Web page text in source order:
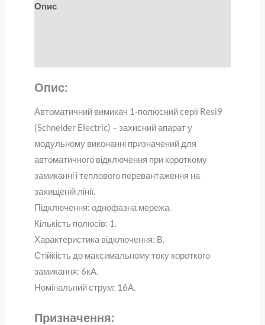
Опис
Опис:
Автоматичний вимикач 1-полюсний серії Resi9
(Schneider Electric) – захисний апарат у
модульному виконанні призначений для
автоматичного відключення при короткому
замиканні і теплового перевантаження на
захищеній лінії.
Підключення: однофазна мережа.
Кількість полюсів: 1.
Характеристика відключення: B.
Стійкість до максимальному току короткого
замикання: 6кА.
Номінальний струм: 16А.
Призначення: